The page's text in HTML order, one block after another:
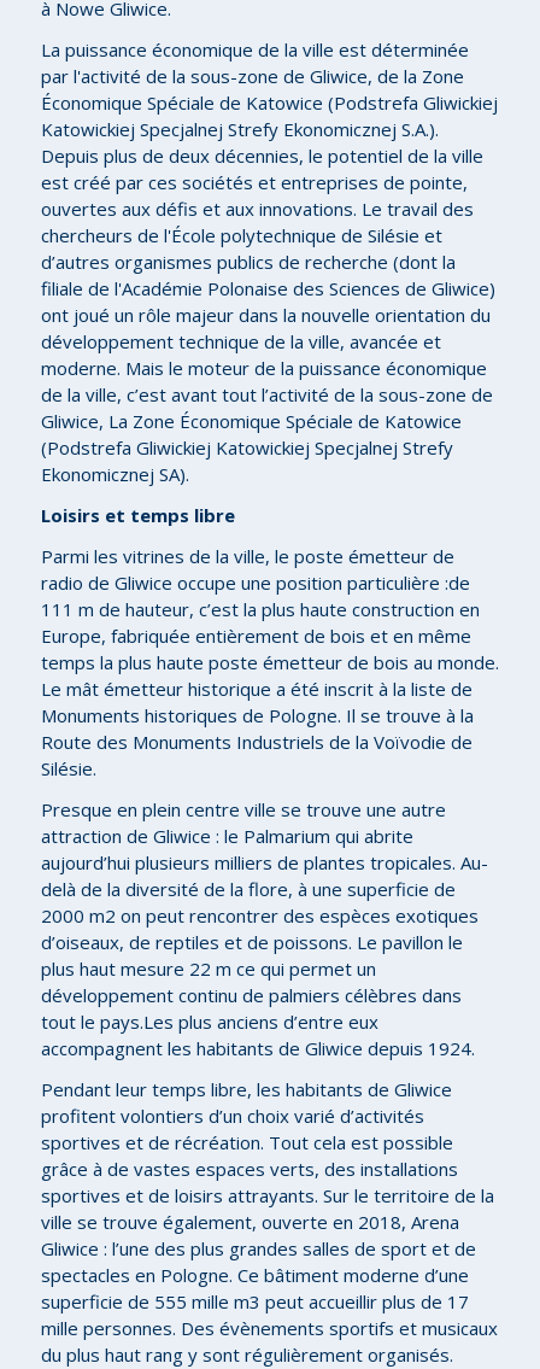
à Nowe Gliwice.
La puissance économique de la ville est déterminée
par l'activité de la sous-zone de Gliwice, de la Zone
Économique Spéciale de Katowice (Podstrefa Gliwickiej
Katowickiej Specjalnej Strefy Ekonomicznej S.A.).
Depuis plus de deux décennies, le potentiel de la ville
est créé par ces sociétés et entreprises de pointe,
ouvertes aux défis et aux innovations. Le travail des
chercheurs de l'École polytechnique de Silésie et
d’autres organismes publics de recherche (dont la
filiale de l'Académie Polonaise des Sciences de Gliwice)
ont joué un rôle majeur dans la nouvelle orientation du
développement technique de la ville, avancée et
moderne. Mais le moteur de la puissance économique
de la ville, c’est avant tout l’activité de la sous-zone de
Gliwice, La Zone Économique Spéciale de Katowice
(Podstrefa Gliwickiej Katowickiej Specjalnej Strefy
Ekonomicznej SA).
Loisirs et temps libre
Parmi les vitrines de la ville, le poste émetteur de
radio de Gliwice occupe une position particulière :de
111 m de hauteur, c’est la plus haute construction en
Europe, fabriquée entièrement de bois et en même
temps la plus haute poste émetteur de bois au monde.
Le mât émetteur historique a été inscrit à la liste de
Monuments historiques de Pologne. Il se trouve à la
Route des Monuments Industriels de la Voïvodie de
Silésie.
Presque en plein centre ville se trouve une autre
attraction de Gliwice : le Palmarium qui abrite
aujourd’hui plusieurs milliers de plantes tropicales. Au-
delà de la diversité de la flore, à une superficie de
2000 m2 on peut rencontrer des espèces exotiques
d’oiseaux, de reptiles et de poissons. Le pavillon le
plus haut mesure 22 m ce qui permet un
développement continu de palmiers célèbres dans
tout le pays.Les plus anciens d’entre eux
accompagnent les habitants de Gliwice depuis 1924.
Pendant leur temps libre, les habitants de Gliwice
profitent volontiers d’un choix varié d’activités
sportives et de récréation. Tout cela est possible
grâce à de vastes espaces verts, des installations
sportives et de loisirs attrayants. Sur le territoire de la
ville se trouve également, ouverte en 2018, Arena
Gliwice : l’une des plus grandes salles de sport et de
spectacles en Pologne. Ce bâtiment moderne d’une
superficie de 555 mille m3 peut accueillir plus de 17
mille personnes. Des évènements sportifs et musicaux
du plus haut rang y sont régulièrement organisés.